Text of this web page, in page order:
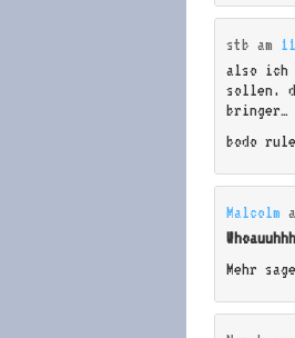
stb am
also ich
sollen.
bringer…
bodo
Malcolm
Mehr